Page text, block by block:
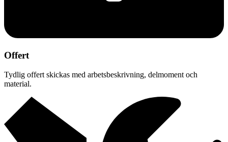
Offert
Tydlig offert skickas med arbetsbeskrivning, delmoment och
material.